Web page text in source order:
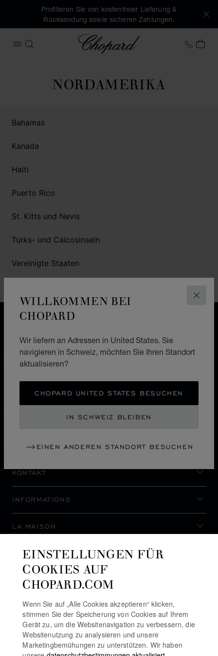
WILLKOMMEN BEI
CHOPARD
Wir liefern an Adressen in United States. Sie
navigieren in Schweiz, möchten Sie Ihren Standort
aktualisieren?
CHOPARD UNITED STATES BESUCHEN
IN SCHWEIZ BLEIBEN
EINEN ANDEREN STANDORT BESUCHEN
Profitieren Sie von kostenfreier Lieferung &
Rücksendung sowie sicheren Zahlungen.
MENÜ ÖFFNEN
SUCHEN
Chopard +41
NORDAMERIKA
Bahamas
Kanada
Haiti
Puerto Rico
St. Kitts und Nevis
Turks- und Caicosinseln
Vereinigte Staaten
KOSTENLOSER VERSAND & LIEFERGEBIET
WIDERRUFS­BELEHRUNG, RÜCKSENDUNG &
ALLE GESCHÄFTE NORDAMERIKA
KONTAKT
INFORMATIONS
LA MAISON
AUF DEM LAUFENDEN BLEIBEN
NEWSLETTER ABONNIEREN
EINSTELLUNGEN FÜR
COOKIES AUF
CHOPARD.COM
Wenn Sie auf „Alle Cookies akzeptieren“ klicken,
stimmen Sie der Speicherung von Cookies auf Ihrem
Gerät zu, um die Websitenavigation zu verbessern, die
Websitenutzung zu analysieren und unsere
Marketingbemühungen zu unterstützen. Wir haben